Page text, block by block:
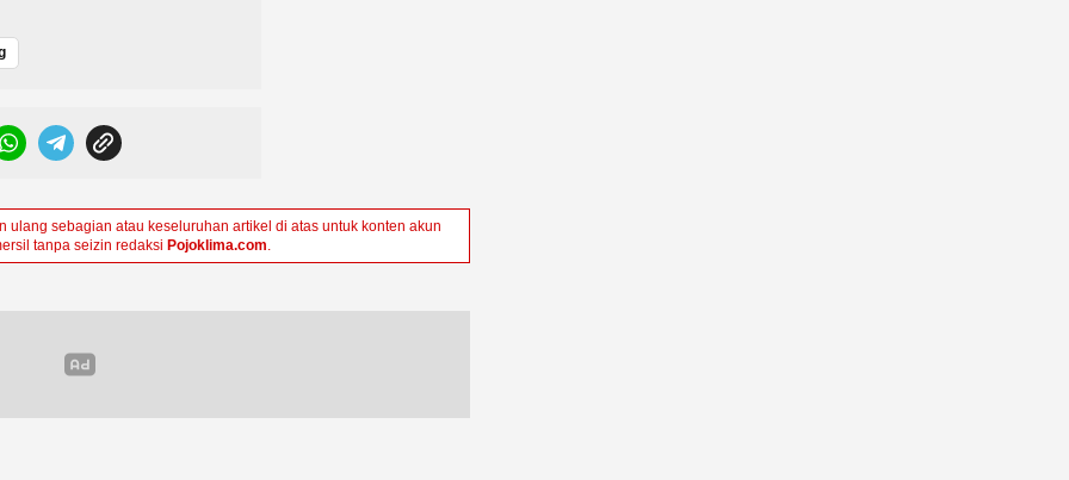
ulang sebagian atau keseluruhan artikel di atas untuk konten akun
tanpa seizin redaksi Pojoklima.com.